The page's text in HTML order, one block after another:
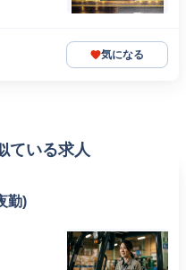
気になる
ている求人
勤)